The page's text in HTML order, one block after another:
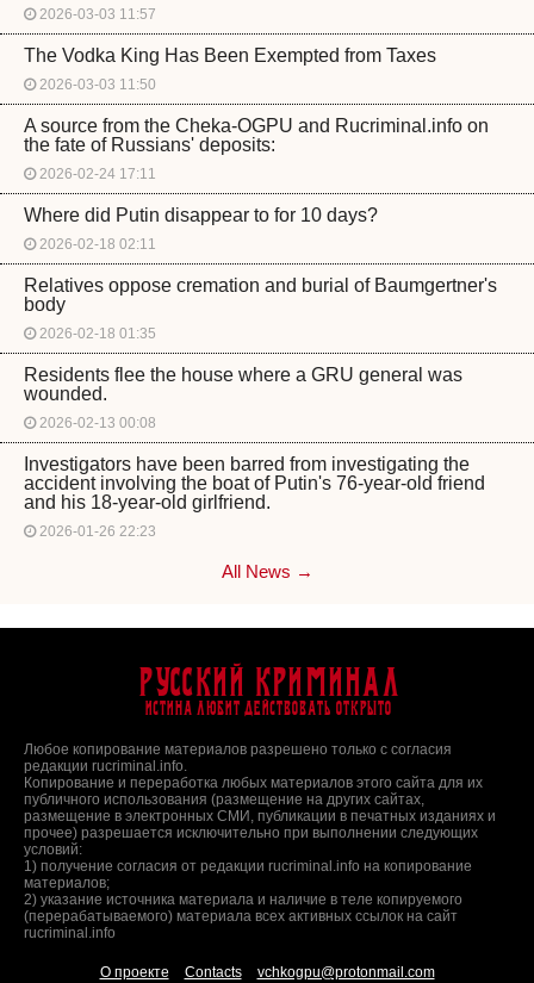
2026-03-03 11:57
The Vodka King Has Been Exempted from Taxes
2026-03-03 11:50
A source from the Cheka-OGPU and Rucriminal.info on
the fate of Russians' deposits:
2026-02-24 17:11
Where did Putin disappear to for 10 days?
2026-02-18 02:11
Relatives oppose cremation and burial of Baumgertner's
body
2026-02-18 01:35
Residents flee the house where a GRU general was
wounded.
2026-02-13 00:08
Investigators have been barred from investigating the
accident involving the boat of Putin's 76-year-old friend
and his 18-year-old girlfriend.
2026-01-26 22:23
All News →
Русский Криминал
Истина любит действовать открыто
Любое копирование материалов разрешено только с согласия
редакции rucriminal.info.
Копирование и переработка любых материалов этого сайта для их
публичного использования (размещение на других сайтах,
размещение в электронных СМИ, публикации в печатных изданиях и
прочее) разрешается исключительно при выполнении следующих
условий:
1) получение согласия от редакции rucriminal.info на копирование
материалов;
2) указание источника материала и наличие в теле копируемого
(перерабатываемого) материала всех активных ссылок на сайт
rucriminal.info
О проекте Contacts vchkogpu@protonmail.com